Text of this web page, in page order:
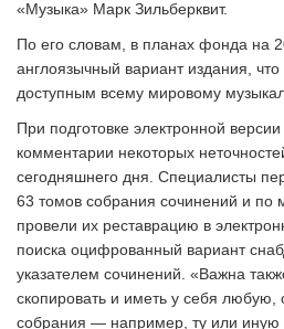
«Музыка» Марк Зильберквит.
По его словам, в планах фонда на
англоязычный вариант издания, что
доступным всему мировому
При подготовке электронной
комментарии некоторых
сегодняшнего дня. Специалисты
63 томов собрания сочинений и по
провели их реставрацию в
поиска оцифрованный вариант
указателем сочинений. «Важна
скопировать и иметь у себя любую,
собрания — например, ту или